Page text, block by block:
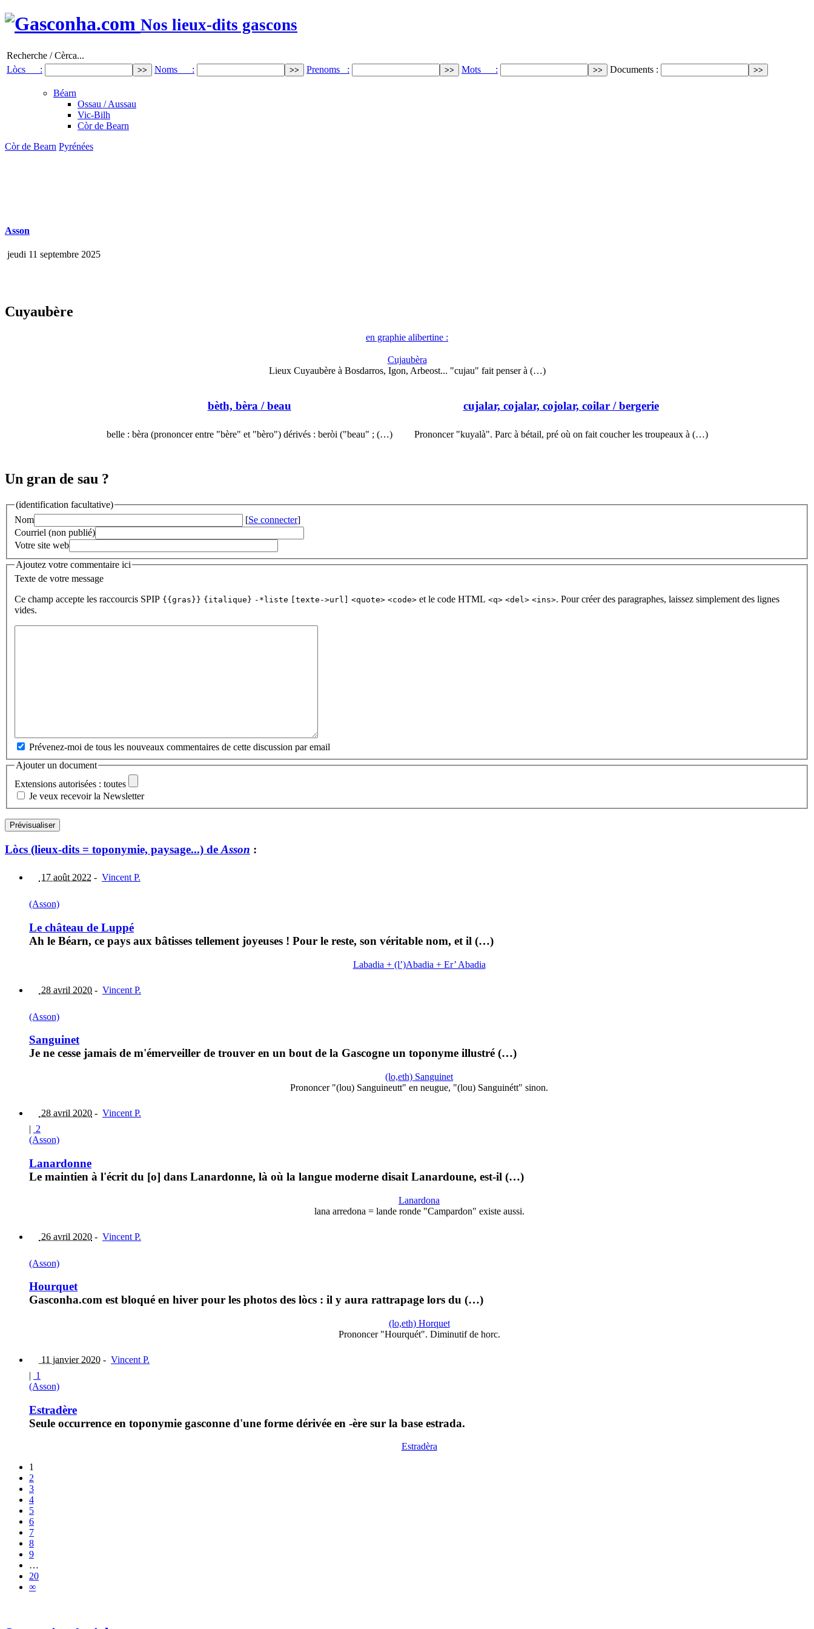
Nos lieux-dits gascons
Recherche / Cèrca...
Lòcs :
Noms : Prenoms : Mots : Documents :
Béarn
Ossau / Aussau
Vic-Bilh
Còr de Bearn
Còr de Bearn Pyrénées
Asson
jeudi 11 septembre 2025
Cuyaubère
en graphie alibertine :
Cujaubèra
Lieux Cuyaubère à Bosdarros, Igon, Arbeost... "cujau" fait penser à (…)
bèth, bèra / beau
belle : bèra (prononcer entre "bère" et "bèro") dérivés : beròi ("beau" ; (…)
cujalar, cojalar, cojolar, coilar/ bergerie
Prononcer "kuyalà". Parc à bétail, pré où on fait coucher les troupeaux à (…)
Un gran de sau ?
(identification facultative)
Nom
[Se connecter]
Courriel (non publié)
Votre site web
Ajoutez votre commentaire ici
Texte de votre message
Ce champ accepte les raccourcis SPIP {{gras}} {italique} -*liste [texte->url] <quote> <code> et le code HTML <q> <del> <ins>. Pour créer des paragraphes, laissez simplement des lignes
vides.
Prévenez-moi de tous les nouveaux commentaires de cette discussion par email
Ajouter un document
Extensions autorisées : toutes
Je veux recevoir la Newsletter
Lòcs (lieux-dits = toponymie, paysage...) de Asson :
17 août 2022 - Vincent P.
(Asson)
Le château de Luppé
Ah le Béarn, ce pays aux bâtisses tellement joyeuses ! Pour le reste, son véritable nom, et il (…)
Labadia + (l’)Abadia + Er’ Abadia
28 avril 2020 - Vincent P.
(Asson)
Sanguinet
Je ne cesse jamais de m'émerveiller de trouver en un bout de la Gascogne un toponyme illustré (…)
(lo,eth) Sanguinet
Prononcer "(lou) Sanguineutt" en neugue, "(lou) Sanguinétt" sinon.
28 avril 2020 - Vincent P.
| 2
(Asson)
Lanardonne
Le maintien à l'écrit du [o] dans Lanardonne, là où la langue moderne disait Lanardoune, est-il (…)
Lanardona
lana arredona = lande ronde "Campardon" existe aussi.
26 avril 2020 - Vincent P.
(Asson)
Hourquet
Gasconha.com est bloqué en hiver pour les photos des lòcs : il y aura rattrapage lors du (…)
(lo,eth) Horquet
Prononcer "Hourquét". Diminutif de horc.
11 janvier 2020 - Vincent P.
| 1
(Asson)
Estradère
Seule occurrence en toponymie gasconne d'une forme dérivée en -ère sur la base estrada.
Estradèra
1
2
3
4
5
6
7
8
9
…
20
∞